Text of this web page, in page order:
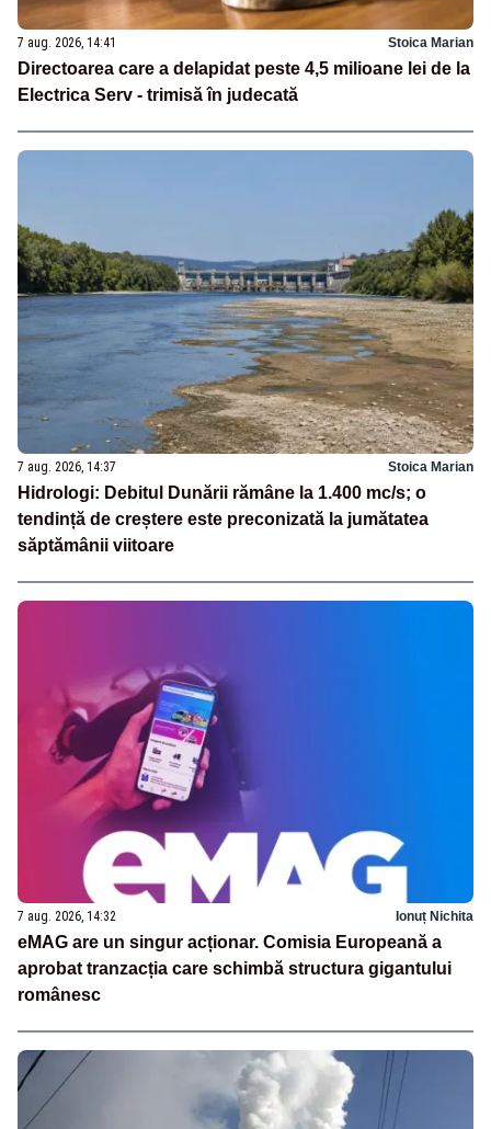
7 aug. 2026, 14:41 Stoica Marian
Directoarea care a delapidat peste 4,5 milioane lei de la
Electrica Serv - trimisă în judecată
7 aug. 2026, 14:37 Stoica Marian
Hidrologi: Debitul Dunării rămâne la 1.400 mc/s; o
tendință de creștere este preconizată la jumătatea
săptămânii viitoare
7 aug. 2026, 14:32 Ionuț Nichita
eMAG are un singur acționar. Comisia Europeană a
aprobat tranzacția care schimbă structura gigantului
românesc